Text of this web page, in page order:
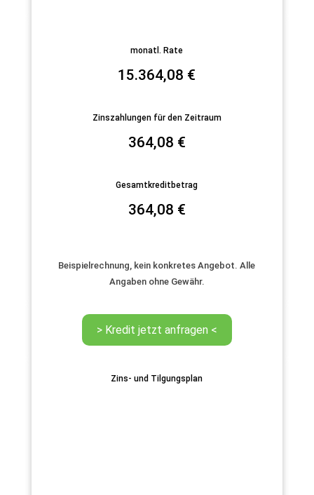
monatl. Rate
15.364,08 €
Zinszahlungen für den Zeitraum
364,08 €
Gesamtkreditbetrag
364,08 €
Beispielrechnung, kein konkretes Angebot. Alle
Angaben ohne Gewähr.
Zins- und Tilgungsplan